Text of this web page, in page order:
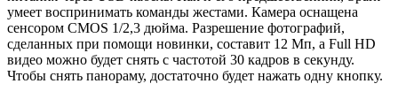
умеет воспринимать команды жестами. Камера оснащена
сенсором CMOS 1/2,3 дюйма. Разрешение фотографий,
сделанных при помощи новинки, составит 12 Мп, а Full HD
видео можно будет снять с частотой 30 кадров в секунду.
Чтобы снять панораму, достаточно будет нажать одну кнопку.